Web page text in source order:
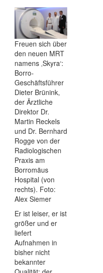
Freuen sich über
den neuen MRT
namens ‚Skyra‘:
Borro-
Geschäftsführer
Dieter Brünink,
der Ärztliche
Direktor Dr.
Martin Reckels
und Dr. Bernhard
Rogge von der
Radiologischen
Praxis am
Borromäus
Hospital (von
rechts). Foto:
Alex Siemer
Er ist leiser, er ist
größer und er
liefert
Aufnahmen in
bisher nicht
bekannter